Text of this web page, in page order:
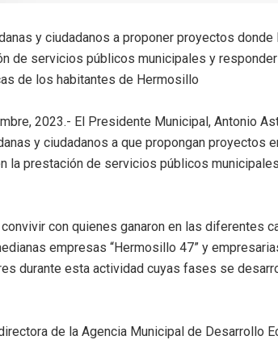
y ciudadanos a proponer proyectos
de servicios públicos municipales y
de los habitantes de Hermosillo
2023.- El Presidente Municipal, Antonio
y ciudadanos a que propongan proyectos
la prestación de servicios públicos
con quienes ganaron en las diferentes
empresas “Hermosillo 47” y
durante esta actividad cuyas fases se
de la Agencia Municipal de Desarrollo